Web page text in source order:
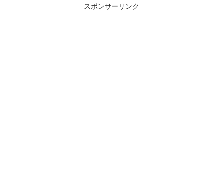
スポンサーリンク